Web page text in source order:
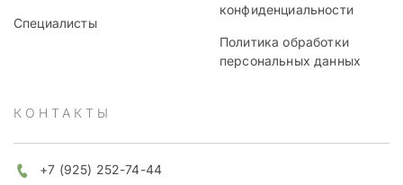
Специалисты
конфиденциальности
Политика обработки
персональных данных
КОНТАКТЫ
+7 (925) 252-74-44